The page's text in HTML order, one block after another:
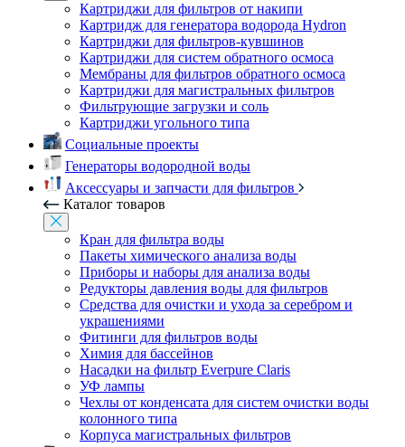
Картриджи для фильтров от накипи
Картридж для генератора водорода Hydron
Картриджи для фильтров-кувшинов
Картриджи для систем обратного осмоса
Мембраны для фильтров обратного осмоса
Картриджи для магистральных фильтров
Фильтрующие загрузки и соль
Картриджи угольного типа
Социальные проекты
Генераторы водородной воды
Аксессуары и запчасти для фильтров
Каталог товаров
Кран для фильтра воды
Пакеты химического анализа воды
Приборы и наборы для анализа воды
Редукторы давления воды для фильтров
Средства для очистки и ухода за серебром и
украшениями
Фитинги для фильтров воды
Химия для бассейнов
Насадки на фильтр Everpure Claris
УФ лампы
Чехлы от конденсата для систем очистки воды
колонного типа
Корпуса магистральных фильтров